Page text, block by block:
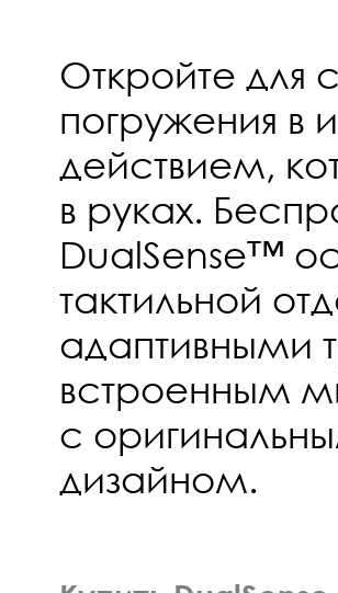
Откройте для
погружения в
действием,
в руках.
DualSense™
тактильной
адаптивными
встроенным
с
дизайном.